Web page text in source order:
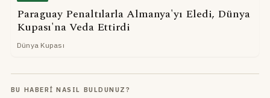
Paraguay Penaltılarla Almanya'yı Eledi, Dünya
Kupası'na Veda Ettirdi
Dünya Kupası
BU HABERI NASIL BULDUNUZ?